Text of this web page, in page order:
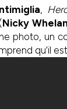
,
Nicky Whelan
photo, un
qu’il